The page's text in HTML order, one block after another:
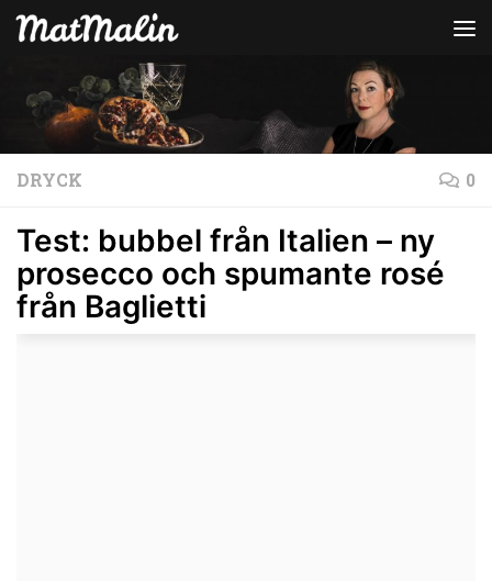
Hoppa till innehåll
DRYCK 0
Test: bubbel från Italien – ny
prosecco och spumante rosé
från Baglietti